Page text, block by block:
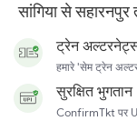
सांगिया से
ट्रेन
हमारे 'सेम ट्रेन
सुरक्षित भुगतान
ConfirmTkt पर